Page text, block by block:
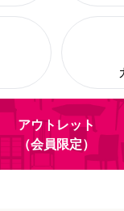
アウトレット
（会員限定）